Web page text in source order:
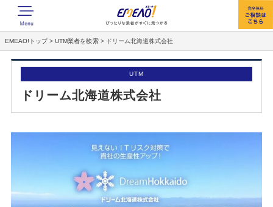
EMEAO!トップ >UTM業者を検索 > ドリーム北海道株式会社
UTM
ドリーム北海道株式会社